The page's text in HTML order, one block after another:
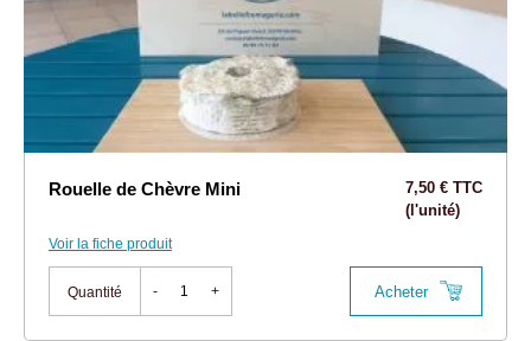
Rouelle de Chèvre Mini
7,50 € TTC
(l'unité)
Voir la fiche produit
Quantité - + Acheter